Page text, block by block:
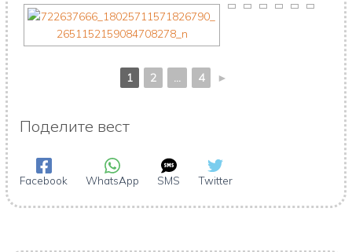
1 2 ... 4 ►
Поделите вест
Facebook WhatsApp SMS Twitter